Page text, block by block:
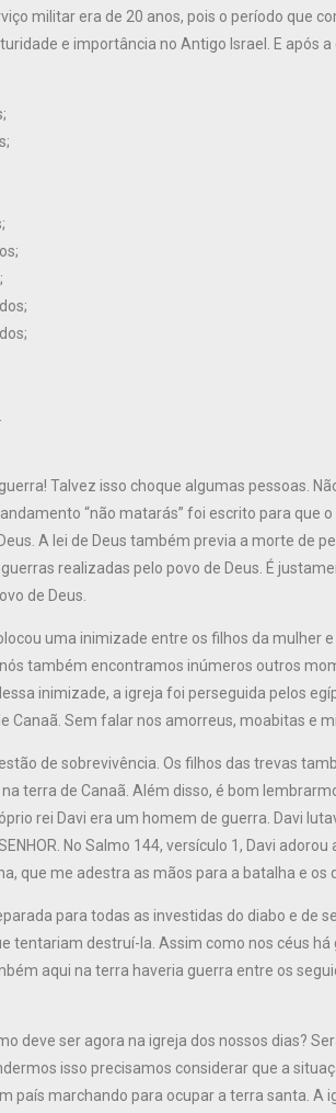
militar era de 20 anos, pois o período que
e importância no Antigo Israel. E após
Talvez isso choque algumas pessoas.
“não matarás” foi escrito para que
A lei de Deus também previa a morte de
realizadas pelo povo de Deus. É
de Deus.
uma inimizade entre os filhos da mulher
também encontramos inúmeros outros
inimizade, a igreja foi perseguida pelos
Canaã. Sem falar nos amorreus, moabitas e
de sobrevivência. Os filhos das trevas
terra de Canaã. Além disso, é bom
rei Davi era um homem de guerra. Davi
No Salmo 144, versículo 1, Davi
que me adestra as mãos para a batalha e os
para todas as investidas do diabo e de
tentariam destruí-la. Assim como nos céus há
aqui na terra haveria guerra entre os
deve ser agora na igreja dos nossos dias?
isso precisamos considerar que a
país marchando para ocupar a terra santa. A